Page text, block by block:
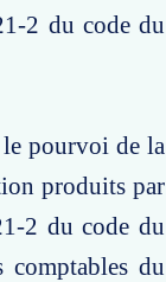
2 du code du
le pourvoi de la
produits par
2 du code du
comptables du